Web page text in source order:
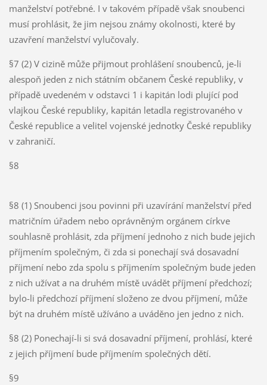
manželství potřebné. I v takovém případě však snoubenci
musí prohlásit, že jim nejsou známy okolnosti, které by
uzavření manželství vylučovaly.
§7 (2) V cizině může přijmout prohlášení snoubenců, je-li
alespoň jeden z nich státním občanem České republiky, v
případě uvedeném v odstavci 1 i kapitán lodi plující pod
vlajkou České republiky, kapitán letadla registrovaného v
České republice a velitel vojenské jednotky České republiky
v zahraničí.
§8
§8 (1) Snoubenci jsou povinni při uzavírání manželství před
matričním úřadem nebo oprávněným orgánem církve
souhlasně prohlásit, zda příjmení jednoho z nich bude jejich
příjmením společným, či zda si ponechají svá dosavadní
příjmení nebo zda spolu s příjmením společným bude jeden
z nich užívat a na druhém místě uvádět příjmení předchozí;
bylo-li předchozí příjmení složeno ze dvou příjmení, může
být na druhém místě užíváno a uváděno jen jedno z nich.
§8 (2) Ponechají-li si svá dosavadní příjmení, prohlásí, které
z jejich příjmení bude příjmením společných dětí.
§9